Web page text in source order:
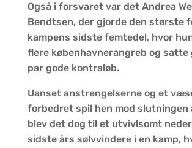
Også i forsvaret var det Andrea
Bendtsen, der gjorde den største
kampens sidste femtedel, hvor
flere københavnerangreb og satte
par gode kontraløb.
Uanset anstrengelserne og et
forbedret spil hen mod slutningen
blev det dog til et utvivlsomt
sidste års sølvvindere i en kamp,